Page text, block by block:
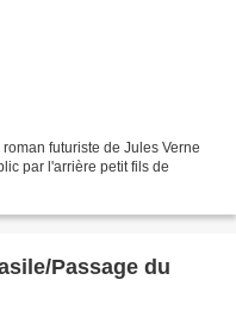
futuriste de Jules Verne
par l'arrière petit fils de
Passage du